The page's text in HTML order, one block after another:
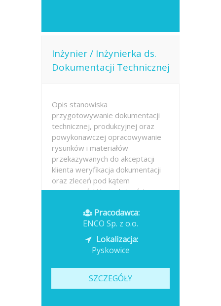
Inżynier / Inżynierka ds.
Dokumentacji Technicznej
Opis stanowiska
przygotowywanie dokumentacji
technicznej, produkcyjnej oraz
powykonawczej opracowywanie
rysunków i materiałów
przekazywanych do akceptacji
klienta weryfikacja dokumentacji
oraz zleceń pod kątem
poprawności i kompletności
Opublikowano: dzisiaj
Pracodawca:
ENCO Sp. z o.o.
Lokalizacja:
Pyskowice
SZCZEGÓŁY